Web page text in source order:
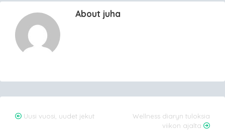
About juha
Post
Uusi vuosi, uudet jekut
Wellness diaryn tuloksia
viikon ajalta